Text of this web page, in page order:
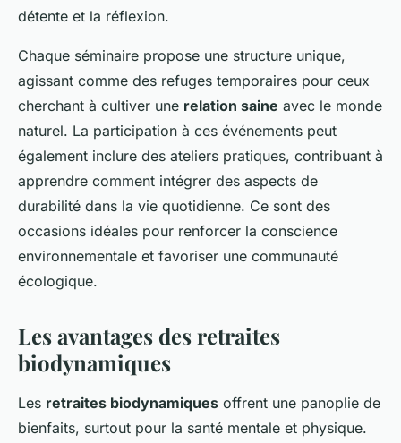
détente et la réflexion.
Chaque séminaire propose une structure unique,
agissant comme des refuges temporaires pour ceux
cherchant à cultiver une relation saine avec le monde
naturel. La participation à ces événements peut
également inclure des ateliers pratiques, contribuant à
apprendre comment intégrer des aspects de
durabilité dans la vie quotidienne. Ce sont des
occasions idéales pour renforcer la conscience
environnementale et favoriser une communauté
écologique.
Les avantages des retraites
biodynamiques
Les retraites biodynamiques offrent une panoplie de
bienfaits, surtout pour la santé mentale et physique.